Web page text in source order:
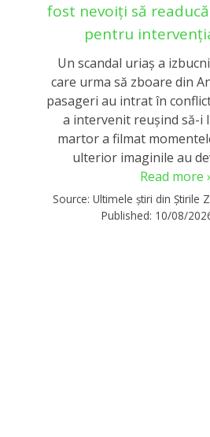
fost nevoiți să
pentru
Un scandal uriaș a
care urma să zboare din
pasageri au intrat în
a intervenit reușind să-i
martor a filmat
ulterior imaginile au
Read more
Source: Ultimele știri din Știrile
Published: 10/08/